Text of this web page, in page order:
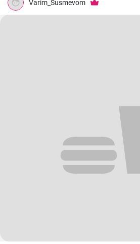
Varim_Susmevom